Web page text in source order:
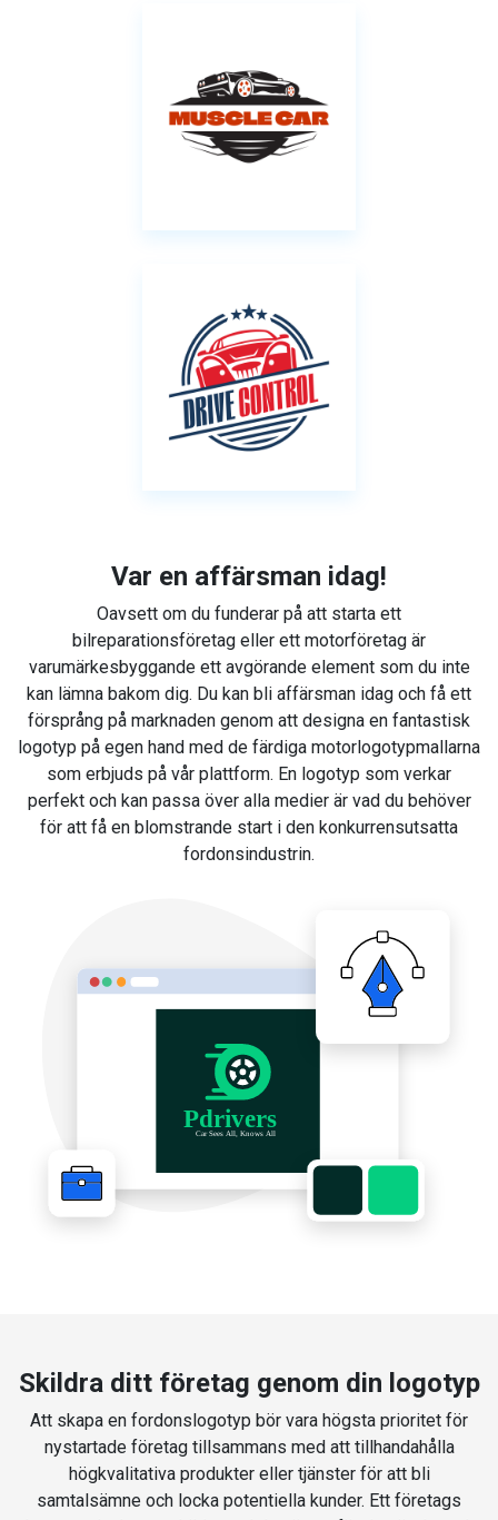
Var en affärsman idag!
Oavsett om du funderar på att starta ett
bilreparationsföretag eller ett motorföretag är
varumärkesbyggande ett avgörande element som du inte
kan lämna bakom dig. Du kan bli affärsman idag och få ett
försprång på marknaden genom att designa en fantastisk
logotyp på egen hand med de färdiga motorlogotypmallarna
som erbjuds på vår plattform. En logotyp som verkar
perfekt och kan passa över alla medier är vad du behöver
för att få en blomstrande start i den konkurrensutsatta
fordonsindustrin.
Skildra ditt företag genom din logotyp
Att skapa en fordonslogotyp bör vara högsta prioritet för
nystartade företag tillsammans med att tillhandahålla
högkvalitativa produkter eller tjänster för att bli
samtalsämne och locka potentiella kunder. Ett företags